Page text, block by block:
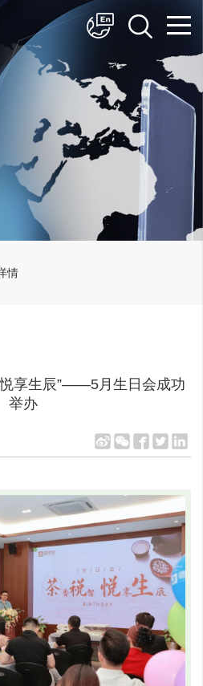
简体中文
English
情
悦享生辰”——5月生日会成功
举办